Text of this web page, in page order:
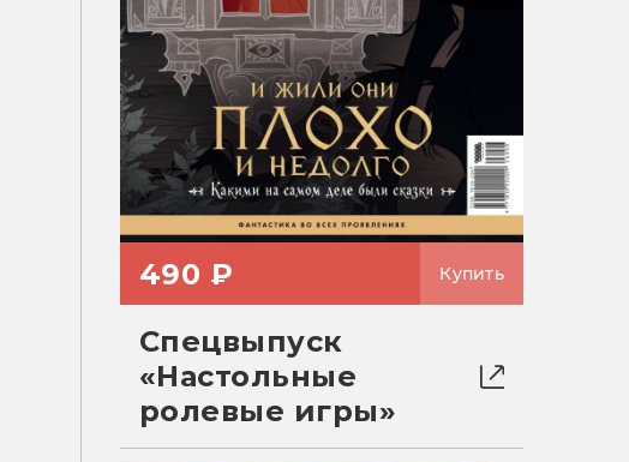
490 ₽ Купить
Спецвыпуск
«Настольные
ролевые игры»